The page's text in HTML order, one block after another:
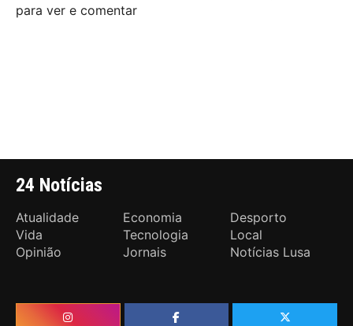
para ver e comentar
24 Notícias
Atualidade Economia
Desporto
Vida
Tecnologia
Local
Opinião
Jornais Notícias Lusa